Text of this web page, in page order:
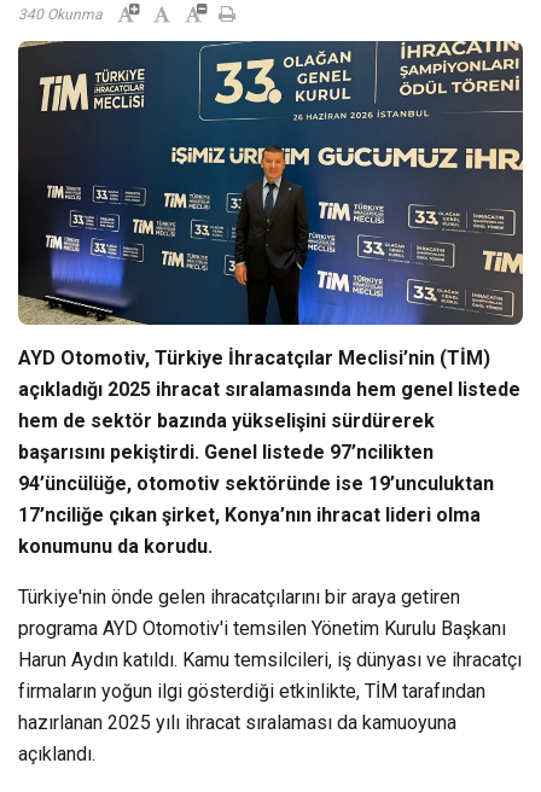
340 Okunma
AYD Otomotiv, Türkiye İhracatçılar Meclisi’nin (TİM)
açıkladığı 2025 ihracat sıralamasında hem genel listede
hem de sektör bazında yükselişini sürdürerek
başarısını pekiştirdi. Genel listede 97’ncilikten
94’üncülüğe, otomotiv sektöründe ise 19’unculuktan
17’nciliğe çıkan şirket, Konya’nın ihracat lideri olma
konumunu da korudu.
Türkiye'nin önde gelen ihracatçılarını bir araya getiren
programa AYD Otomotiv'i temsilen Yönetim Kurulu Başkanı
Harun Aydın katıldı. Kamu temsilcileri, iş dünyası ve ihracatçı
firmaların yoğun ilgi gösterdiği etkinlikte, TİM tarafından
hazırlanan 2025 yılı ihracat sıralaması da kamuoyuna
açıklandı.